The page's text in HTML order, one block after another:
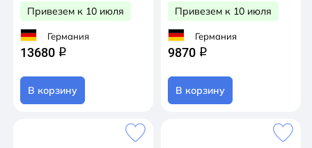
Привезем к 10 июля
Германия
13680 q
В корзину
Привезем к 10 июля
Германия
9870 q
В корзину